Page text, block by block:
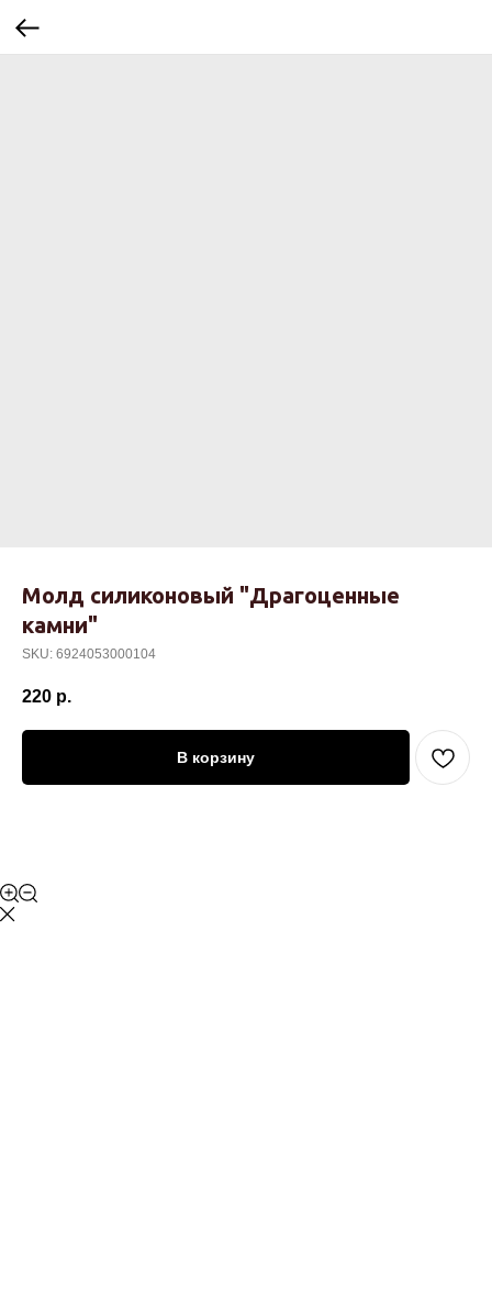
Молд силиконовый "Драгоценные
камни"
SKU: 6924053000104
220 р.
В корзину